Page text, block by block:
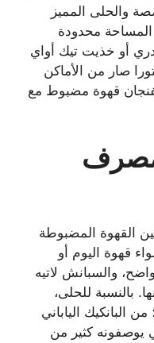
والحلى المميز
المساحة محدودة
أو خذيت تيك أواي
صار من الأماكن
قهوة مضبوط مع
القهوة المضبوطة
قهوة اليوم أو
والسبانش لاتيه
بالنسبة للحلى،
البانكيك الياباني
يوصفونه كثير من